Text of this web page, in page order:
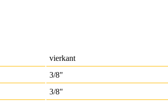
vierkant
3/8"
3/8"